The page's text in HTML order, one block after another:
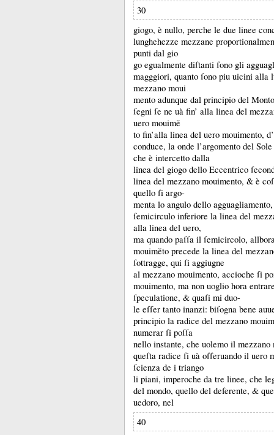
30
giogo, è nullo, perche le due linee
lunghehezze mezzane
punti dal gio
go egualmente diſtanti ſono gli
magggiori, quanto ſono piu uicini alla
mezzano moui
mento adunque dal principio del
ſegni ſe ne uà fin’ alla linea del
uero mouimĕ
to fin’alla linea del uero mouimento,
conduce, la onde l’argomento del
che è intercetto dalla
linea del giogo dello Eccentrico
linea del mezzano mouimento, & è
quello ſi argo-
menta lo angulo dello
ſemicirculo inferiore la linea del
alla linea del uero,
ma quando paſſa il ſemicircolo,
mouimĕto precede la linea del
ſottragge, qui ſi aggiugne
al mezzano mouimento, accioche ſi
mouimento, ma non uoglio hora
ſpeculatione, & quaſi mi duo-
le eſſer tanto inanzi: biſogna bene
principio la radice del mezzano
numerar ſi poſſa
nello instante, che uolemo il
queſta radice ſi uà oſſeruando il uero
ſcienza de i triango
li piani, imperoche da tre linee, che
del mondo, quello del deferente, &
uedoro, nel
40